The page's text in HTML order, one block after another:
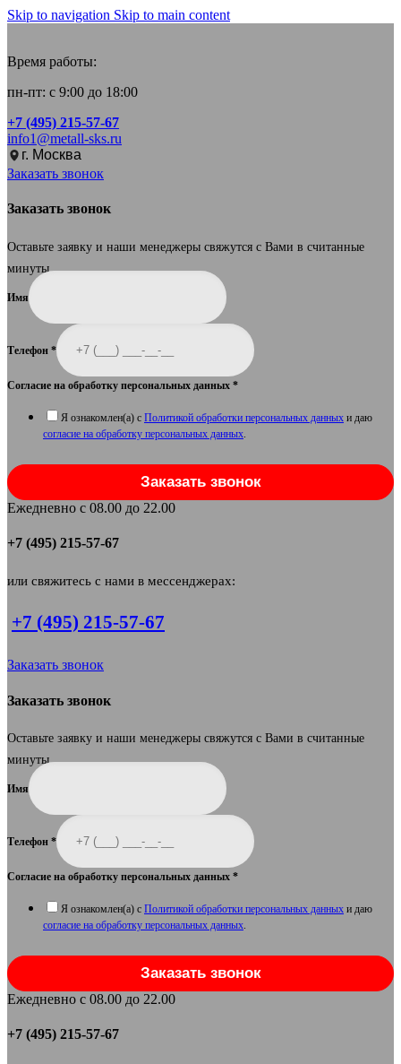
Skip to navigation Skip to main content
Время работы:
пн-пт: с 9:00 до 18:00
+7 (495) 215-57-67
info1@metall-sks.ru
г. Москва
Заказать звонок
Заказать звонок
Оставьте заявку и наши менеджеры свяжутся с Вами в считанные
минуты.
Имя
Телефон *
Согласие на обработку персональных данных *
Я ознакомлен(а) с Политикой обработки персональных данных и даю
согласие на обработку персональных данных
Заказать звонок
Ежедневно с 08.00 до 22.00
+7 (495) 215-57-67
или свяжитесь с нами в мессенджерах:
+7 (495) 215-57-67
Заказать звонок
Заказать звонок
Оставьте заявку и наши менеджеры свяжутся с Вами в считанные
минуты.
Имя
Телефон *
Согласие на обработку персональных данных *
Я ознакомлен(а) с Политикой обработки персональных данных и даю
согласие на обработку персональных данных.
Заказать звонок
Ежедневно с 08.00 до 22.00
+7 (495) 215-57-67